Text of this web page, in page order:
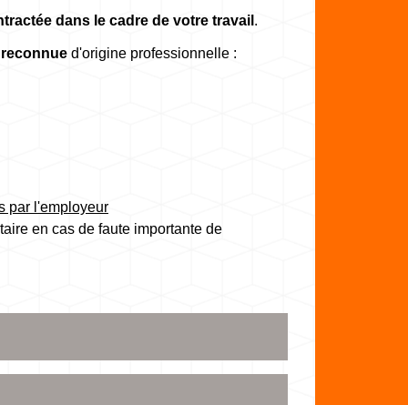
dans le cadre de votre travail .
d'origine professionnelle :
par l'employeur
en cas de faute importante de